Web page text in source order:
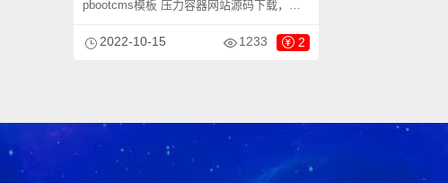
pbootcms模板 压力容器网站源码下载，
用于锅炉设备网站、石化装备网站等企业，
2022-10-15 1233 2